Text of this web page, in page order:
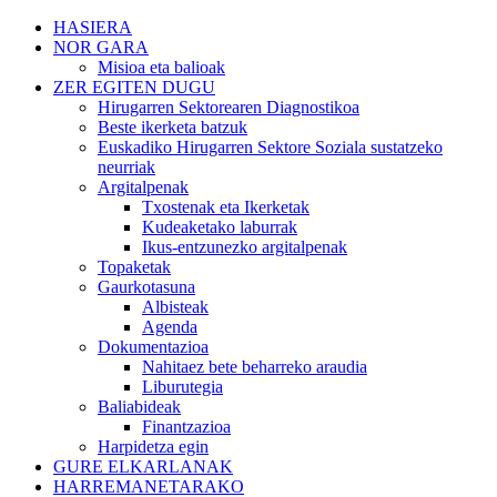
HASIERA
NOR GARA
Misioa eta balioak
ZER EGITEN DUGU
Hirugarren Sektorearen Diagnostikoa
Beste ikerketa batzuk
Euskadiko Hirugarren Sektore Soziala sustatzeko
neurriak
Argitalpenak
Txostenak eta Ikerketak
Kudeaketako laburrak
Ikus-entzunezko argitalpenak
Topaketak
Gaurkotasuna
Albisteak
Agenda
Dokumentazioa
Nahitaez bete beharreko araudia
Liburutegia
Baliabideak
Finantzazioa
Harpidetza egin
GURE ELKARLANAK
HARREMANETARAKO